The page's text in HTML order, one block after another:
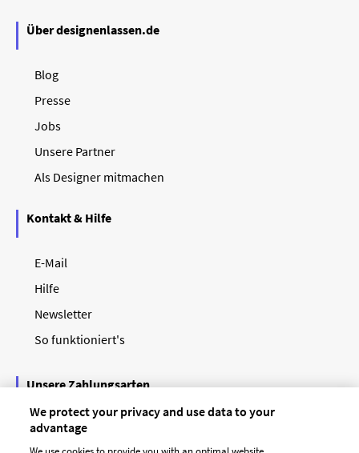
Über designenlassen.de
Blog
Presse
Jobs
Unsere Partner
Als Designer mitmachen
Kontakt & Hilfe
E-Mail
Hilfe
Newsletter
So funktioniert's
Unsere Zahlungsarten
We protect your privacy and use data to your
advantage